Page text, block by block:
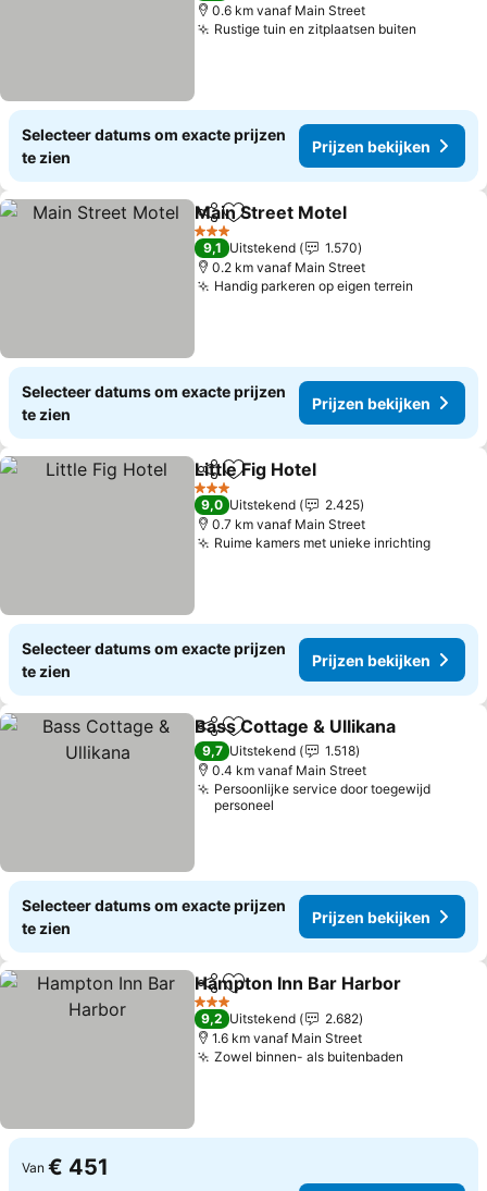
0.6 km vanaf Main Street
Rustige tuin en zitplaatsen buiten
Selecteer datums om exacte prijzen
te zien
Prijzen bekijken
DelenToevoegen aan favorieten
Main Street Motel
3 Sterren
9,1 Uitstekend
1.570
0.2 km vanaf Main Street
Handig parkeren op eigen terrein
Selecteer datums om exacte prijzen
te zien
Prijzen bekijken
DelenToevoegen aan favorieten
Little Fig Hotel
3 Sterren
9,0 Uitstekend
2.425
0.7 km vanaf Main Street
Ruime kamers met unieke inrichting
Selecteer datums om exacte prijzen
te zien
Prijzen bekijken
DelenToevoegen aan favorieten
Bass Cottage & Ullikana
9,7 Uitstekend
1.518
0.4 km vanaf Main Street
Persoonlijke service door toegewijd
personeel
Selecteer datums om exacte prijzen
te zien
Prijzen bekijken
DelenToevoegen aan favorieten
Hampton Inn Bar Harbor
3 Sterren
9,2 Uitstekend
2.682
1.6 km vanaf Main Street
Zowel binnen- als buitenbaden
Van € 451